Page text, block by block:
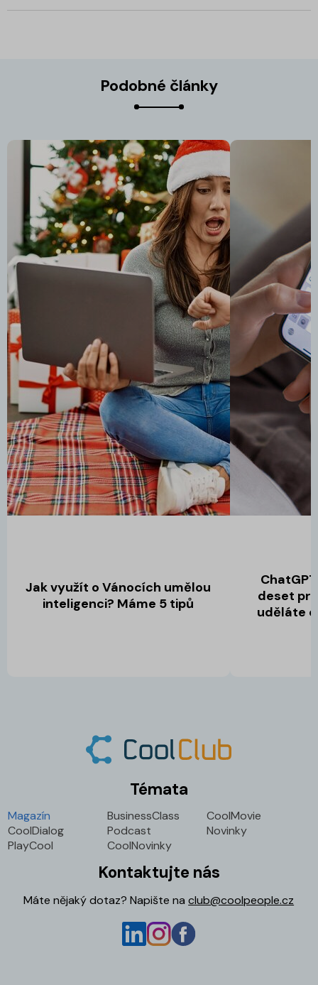
Podobné články
Jak využít o Vánocích umělou
inteligenci? Máme 5 tipů
deset
uděláte
Témata
Magazín BusinessClass
CoolMovie
CoolDialog
Podcast
Novinky
PlayCool
CoolNovinky
Kontaktujte nás
Máte nějaký dotaz? Napište naclub@coolpeople.cz